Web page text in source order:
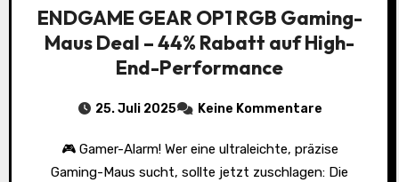
ENDGAME GEAR OP1 RGB Gaming-
Maus Deal – 44% Rabatt auf High-
End-Performance
25. Juli 2025 Keine Kommentare
🎮 Gamer-Alarm! Wer eine ultraleichte, präzise
Gaming-Maus sucht, sollte jetzt zuschlagen: Die